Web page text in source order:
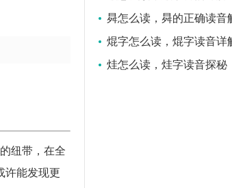
纽带，在全
许能发现更
曻怎么读，曻的正确读音
焜字怎么读，焜字读音详
烓怎么读，烓字读音探秘